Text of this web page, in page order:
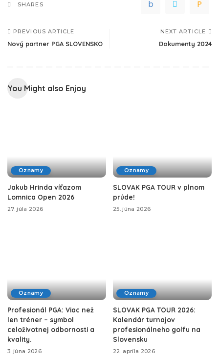
SHARES
PREVIOUS ARTICLE
Nový partner PGA SLOVENSKO
NEXT ARTICLE
Dokumenty 2024
You Might also Enjoy
Oznamy
Jakub Hrinda víťazom
Lomnica Open 2026
27. júla 2026
Oznamy
SLOVAK PGA TOUR v plnom
prúde!
25. júna 2026
Oznamy
Profesionál PGA: Viac než
len tréner – symbol
celoživotnej odbornosti a
kvality.
3. júna 2026
Oznamy
SLOVAK PGA TOUR 2026:
Kalendár turnajov
profesionálneho golfu na
Slovensku
22. apríla 2026